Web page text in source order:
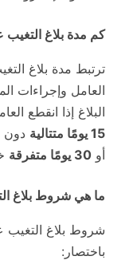
كم مدة بلاغ
ترتبط مدة بلاغ
العامل وإجراءات
البلاغ إذا انقطع
15 يومًا متتالية
دون
أو 30 يومًا متفرقة
ما هي شروط بلاغ
شروط بلاغ التغيب
باختصار: